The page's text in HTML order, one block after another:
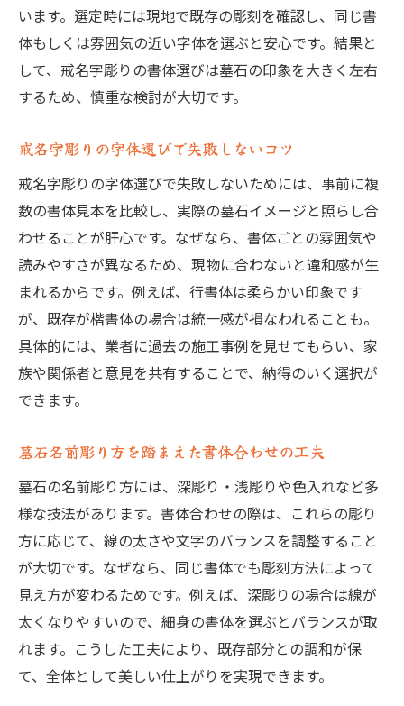
います。選定時には現地で既存の彫刻を確認し、同じ書
体もしくは雰囲気の近い字体を選ぶと安心です。結果と
して、戒名字彫りの書体選びは墓石の印象を大きく左右
するため、慎重な検討が大切です。
戒名字彫りの字体選びで失敗しないコツ
戒名字彫りの字体選びで失敗しないためには、事前に複
数の書体見本を比較し、実際の墓石イメージと照らし合
わせることが肝心です。なぜなら、書体ごとの雰囲気や
読みやすさが異なるため、現物に合わないと違和感が生
まれるからです。例えば、行書体は柔らかい印象です
が、既存が楷書体の場合は統一感が損なわれることも。
具体的には、業者に過去の施工事例を見せてもらい、家
族や関係者と意見を共有することで、納得のいく選択が
できます。
墓石名前彫り方を踏まえた書体合わせの工夫
墓石の名前彫り方には、深彫り・浅彫りや色入れなど多
様な技法があります。書体合わせの際は、これらの彫り
方に応じて、線の太さや文字のバランスを調整すること
が大切です。なぜなら、同じ書体でも彫刻方法によって
見え方が変わるためです。例えば、深彫りの場合は線が
太くなりやすいので、細身の書体を選ぶとバランスが取
れます。こうした工夫により、既存部分との調和が保
て、全体として美しい仕上がりを実現できます。